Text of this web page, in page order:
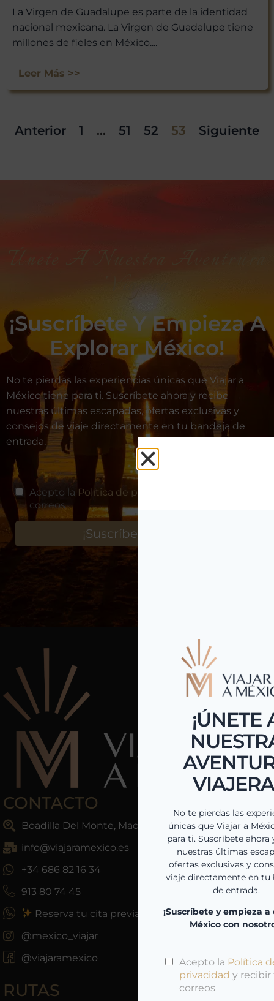
La Virgen de Guadalupe es parte de la identidad
nacional mexicana. La Virgen de Guadalupe tiene
millones de fieles en México....
Leer Más >>
Anterior 1 … 51 52 53 Siguiente
Viajera
¡Suscríbete Y Empieza A
Explorar México!
No te pierdas las experiencias únicas que Viajar a
México tiene para ti. Suscríbete ahora y recibe
nuestras últimas escapadas, ofertas exclusivas y
consejos de viaje directamente en tu bandeja de
entrada.
CONTACTO
Boadilla Del Monte, Madrid, España
info@viajaramexico.es
+34 686 82 16 34
913 80 74 45
Reserva tu cita previa
@mexico_viajar
@viajaramexico
RUTAS